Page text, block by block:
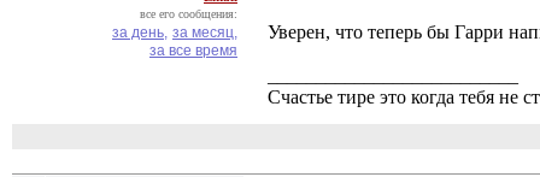
все его сообщения:
за день, за месяц,
за все время
Уверен, что теперь бы Гарри
Счастье тире это когда тебя не